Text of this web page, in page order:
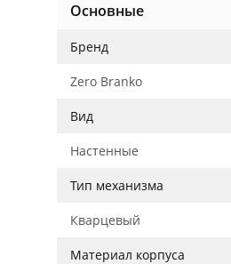
Основные
Бренд
Zero Branko
Вид
Настенные
Тип механизма
Кварцевый
Материал корпуса